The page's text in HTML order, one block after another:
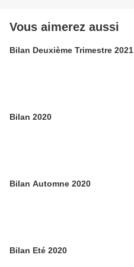
Vous aimerez aussi
Bilan Deuxième Trimestre 2021
Bilan 2020
Bilan Automne 2020
Bilan Eté 2020